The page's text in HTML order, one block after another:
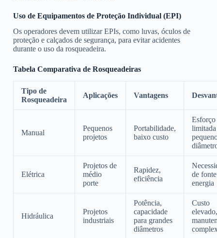
Uso de Equipamentos de Proteção Individual (EPI)
Os operadores devem utilizar EPIs, como luvas, óculos de
proteção e calçados de segurança, para evitar acidentes
durante o uso da rosqueadeira.
Tabela Comparativa de Rosqueadeiras
Tipo de
Rosqueadeira
Aplicações Vantagens
Manual
Pequenos
projetos
Portabilidade,
baixo custo
limitada
Elétrica
Projetos de
médio
porte
Rapidez,
eficiência
de
energia
Hidráulica
Projetos
industriais
Potência,
capacidade
para grandes
diâmetros
Custo
elevado,